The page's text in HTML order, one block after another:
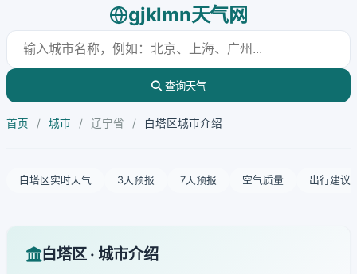
gjklmn天气网
查询天气
首页 / 城市 / 辽宁省 / 白塔区城市介绍
白塔区实时天气 3天预报 7天预报 空气质量 出行建议
白塔区 · 城市介绍